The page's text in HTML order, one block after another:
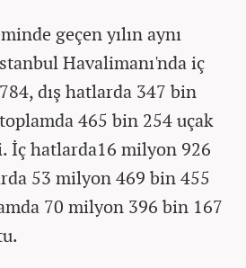
geçen yılın aynı
Havalimanı'nda iç
dış hatlarda 347 bin
465 bin 254 uçak
İç hatlarda16 milyon 926
53 milyon 469 bin 455
70 milyon 396 bin 167